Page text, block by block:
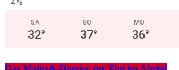
4 %
SA.
32°
SO.
37°
MO.
36°